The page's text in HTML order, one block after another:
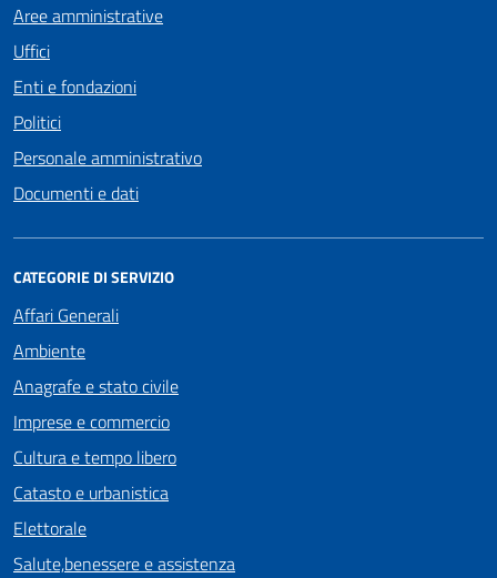
Aree amministrative
Uffici
Enti e fondazioni
Politici
Personale amministrativo
Documenti e dati
CATEGORIE DI SERVIZIO
Affari Generali
Ambiente
Anagrafe e stato civile
Imprese e commercio
Cultura e tempo libero
Catasto e urbanistica
Elettorale
Salute,benessere e assistenza